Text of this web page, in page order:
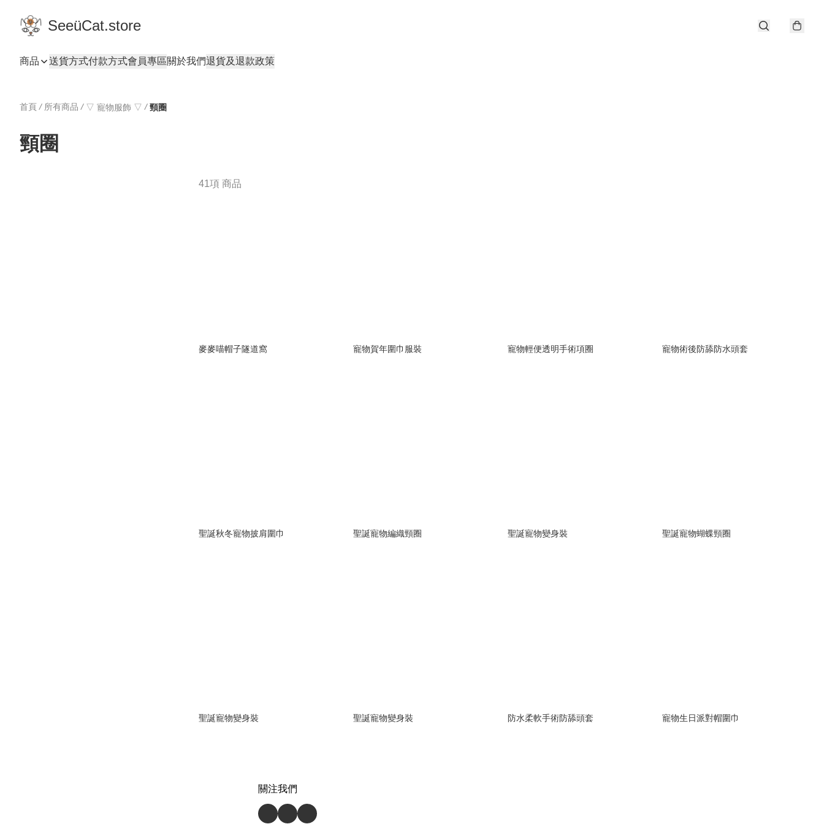
SeeüCat.store
商品 送貨方式付款方式會員專區關於我們退貨及退款政策
首頁 / 所有商品 / ▽ 寵物服飾 ▽ / 頸圈
頸圈
41項 商品
麥麥喵帽子隧道窩 寵物賀年圍巾服裝 寵物輕便透明手術項圈 寵物術後防舔防水頭套
聖誕秋冬寵物披肩圍巾 聖誕寵物編織頸圈 聖誕寵物變身裝 聖誕寵物蝴蝶頸圈
聖誕寵物變身裝 聖誕寵物變身裝 防水柔軟手術防舔頭套 寵物生日派對帽圍巾
關注我們